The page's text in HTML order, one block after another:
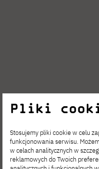
Pliki
Stosujemy pliki cookie w celu
funkcjonowania serwisu.
w celach analitycznych w
reklamowych do Twoich